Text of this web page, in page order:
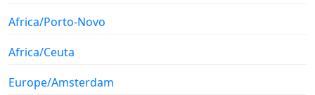
Africa/Porto-Novo
Africa/Ceuta
Europe/Amsterdam